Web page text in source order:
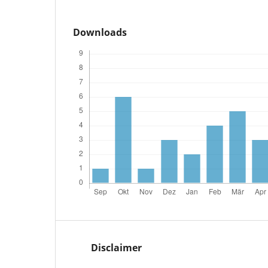
Downloads
Disclaimer